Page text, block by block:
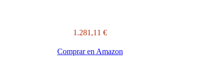
1.281,11 €
Comprar en Amazon